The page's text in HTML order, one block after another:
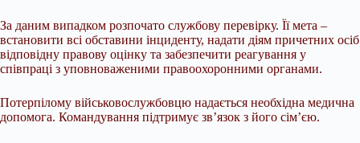
За даним випадком розпочато службову перевірку. Її мета –
встановити всі обставини інциденту, надати діям причетних осіб
відповідну правову оцінку та забезпечити реагування у
співпраці з уповноваженими правоохоронними органами.
Потерпілому військовослужбовцю надається необхідна медична
допомога. Командування підтримує зв’язок з його сім’єю.